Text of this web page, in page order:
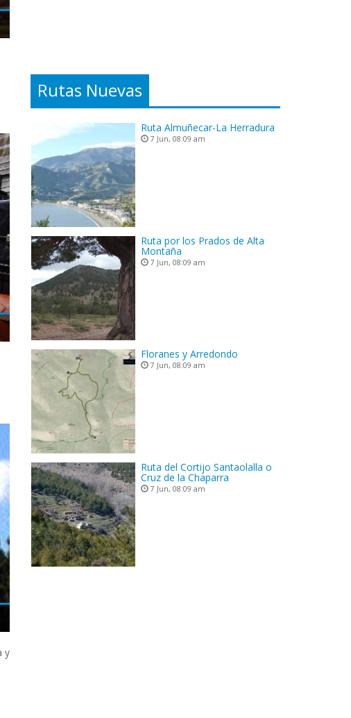
y
Rutas Nuevas
Ruta Almuñecar-La Herradura
7 Jun, 08:09 am
Ruta por los Prados de Alta
Montaña
7 Jun, 08:09 am
Floranes y Arredondo
7 Jun, 08:09 am
Ruta del Cortijo Santaolalla o
Cruz de la Chaparra
7 Jun, 08:09 am